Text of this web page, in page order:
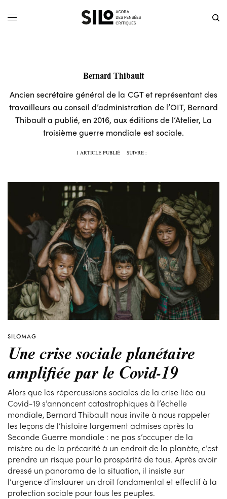
Bernard Thibault
Ancien secrétaire général de la CGT et représentant des
travailleurs au conseil d’administration de l’OIT, Bernard
Thibault a publié, en 2016, aux éditions de l’Atelier, La
troisième guerre mondiale est sociale.
1 ARTICLE PUBLIÉ SUIVRE :
SILOMAG
Une crise sociale planétaire
amplifiée par le Covid-19
Alors que les répercussions sociales de la crise liée au
Covid-19 s’annoncent catastrophiques à l’échelle
mondiale, Bernard Thibault nous invite à nous rappeler
les leçons de l’histoire largement admises après la
Seconde Guerre mondiale : ne pas s’occuper de la
misère ou de la précarité à un endroit de la planète, c’est
prendre un risque pour la prospérité de tous. Après avoir
dressé un panorama de la situation, il insiste sur
l’urgence d’instaurer un droit fondamental et effectif à la
protection sociale pour tous les peuples.